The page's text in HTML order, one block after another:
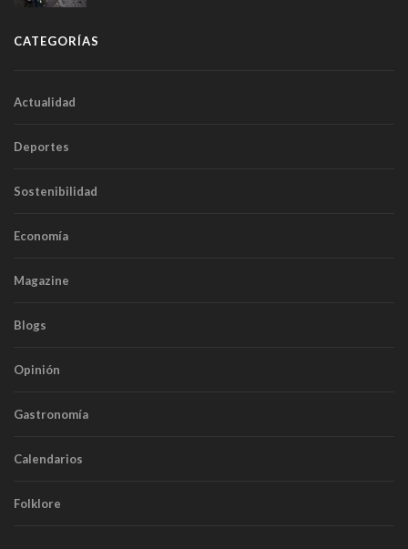
CATEGORÍAS
Actualidad
Deportes
Sostenibilidad
Economía
Magazine
Blogs
Opinión
Gastronomía
Calendarios
Folklore